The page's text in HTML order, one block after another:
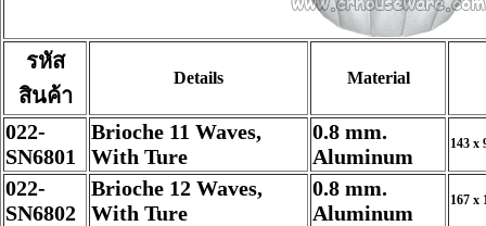
รหัส
สินค้า
Details Material
022-
SN6801
Brioche 11 Waves,
With Ture
0.8 mm.
Aluminum
143 x
022-
SN6802
Brioche 12 Waves,
With Ture
0.8 mm.
Aluminum
167 x